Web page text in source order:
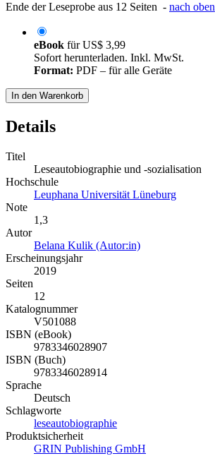
Ende der Leseprobe aus 12 Seiten - nach oben
eBook fürUS$ 3,99
Sofort herunterladen. Inkl. MwSt.
Format: PDF – für alle Geräte
In den Warenkorb
Details
Titel
Leseautobiographie und -sozialisation
Hochschule
Leuphana Universität Lüneburg
Note
1,3
Autor
Belana Kulik (Autor:in)
Erscheinungsjahr
2019
Seiten
12
Katalognummer
V501088
ISBN (eBook)
9783346028907
ISBN (Buch)
9783346028914
Sprache
Deutsch
Schlagworte
leseautobiographie
Produktsicherheit
GRIN Publishing GmbH